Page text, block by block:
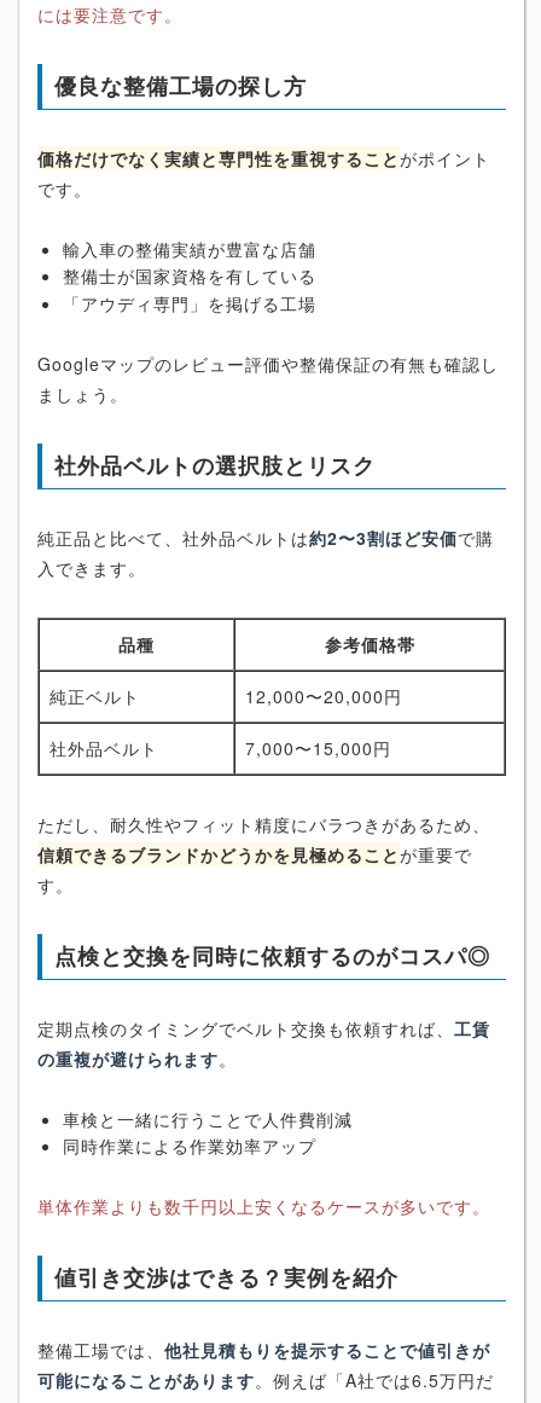
には要注意です。
優良な整備工場の探し方
価格だけでなく実績と専門性を重視することがポイント
です。
輸入車の整備実績が豊富な店舗
整備士が国家資格を有している
「アウディ専門」を掲げる工場
Googleマップのレビュー評価や整備保証の有無も確認し
ましょう。
社外品ベルトの選択肢とリスク
純正品と比べて、社外品ベルトは約2〜3割ほど安価で購
入できます。
品種 参考価格帯
純正ベルト 12,000〜20,000円
社外品ベルト 7,000〜15,000円
ただし、耐久性やフィット精度にバラつきがあるため、
信頼できるブランドかどうかを見極めることが重要で
す。
点検と交換を同時に依頼するのがコスパ◎
定期点検のタイミングでベルト交換も依頼すれば、 工賃
の重複が避けられます。
車検と一緒に行うことで人件費削減
同時作業による作業効率アップ
単体作業よりも数千円以上安くなるケースが多いです。
値引き交渉はできる？実例を紹介
整備工場では、 他社見積もりを提示することで値引きが
可能になることがあります。例えば「A社では6.5万円だ